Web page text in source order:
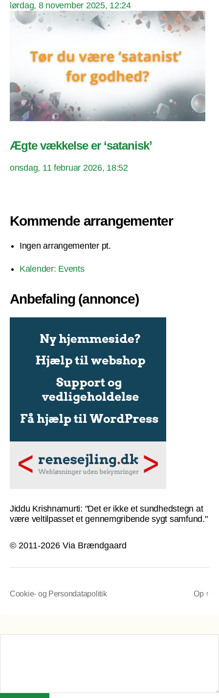
lørdag, 8 november 2025, 12:24
Ægte vækkelse er ‘satanisk’
onsdag, 11 februar 2026, 18:52
Kommende arrangementer
Ingen arrangementer pt.
Kalender: Events
Anbefaling (annonce)
Jiddu Krishnamurti: "Det er ikke et sundhedstegn at
være veltilpasset et gennemgribende sygt samfund."
© 2011-2026 Via Brændgaard
Cookie- og Persondatapolitik Op ↑